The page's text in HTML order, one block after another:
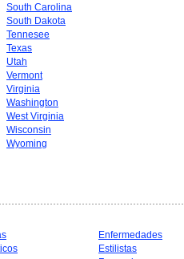
South Carolina
South Dakota
Tennesee
Texas
Utah
Vermont
Virginia
Washington
West Virginia
Wisconsin
Wyoming
Enfermedades
Estilistas